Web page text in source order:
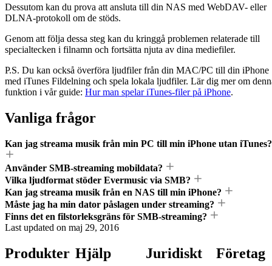
Dessutom kan du prova att ansluta till din NAS med WebDAV- eller
DLNA-protokoll om de stöds.
Genom att följa dessa steg kan du kringgå problemen relaterade till
specialtecken i filnamn och fortsätta njuta av dina mediefiler.
P.S. Du kan också överföra ljudfiler från din MAC/PC till din iPhone
med iTunes Fildelning och spela lokala ljudfiler. Lär dig mer om
funktion i vår guide: Hur man spelar iTunes-filer på iPhone.
Vanliga frågor
Kan jag streama musik från min PC till min iPhone utan iTunes?
Använder SMB-streaming mobildata?
Vilka ljudformat stöder Evermusic via SMB?
Kan jag streama musik från en NAS till min iPhone?
Måste jag ha min dator påslagen under streaming?
Finns det en filstorleksgräns för SMB-streaming?
Last updated on maj 29, 2016
Produkter Hjälp Juridiskt Företag